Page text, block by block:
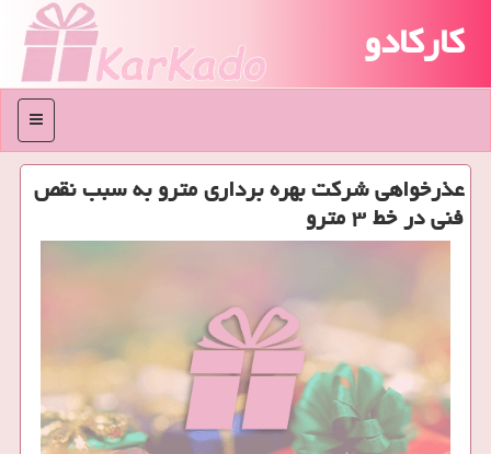
کارکادو
منو
عذرخواهی شركت بهره برداری مترو به سبب نقص
فنی در خط ۳ مترو